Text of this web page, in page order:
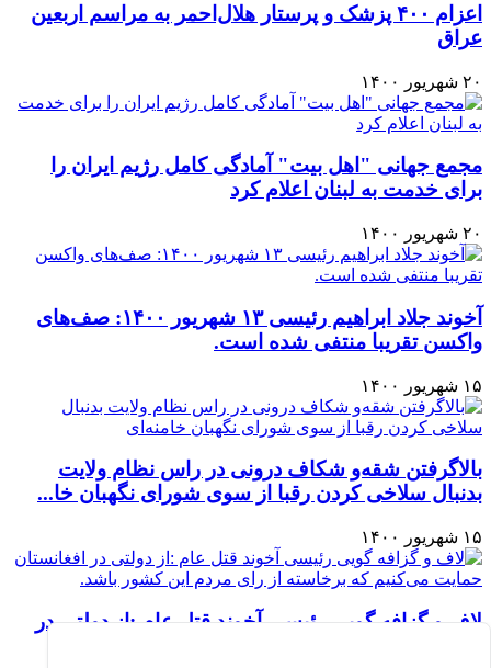
اعزام ۴۰۰ پزشک و پرستار هلال‌احمر به مراسم اربعین
عراق
۲۰ شهریور ۱۴۰۰
مجمع جهانی "اهل بیت" آمادگی کامل رژیم ایران را
برای خدمت به لبنان اعلام کرد
۲۰ شهریور ۱۴۰۰
آخوند جلاد ابراهیم رئیسی ۱۳ شهریور ۱۴۰۰: صف‌های
واکسن تقریبا منتفی شده است.
۱۵ شهریور ۱۴۰۰
بالاگرفتن شقه‌و شکاف درونی در راس نظام ولایت
بدنبال سلاخی کردن رقبا از سوی شورای نگهبان خا...
۱۵ شهریور ۱۴۰۰
لاف و گزافه گویی رئیسی آخوند قتل عام :از دولتی در